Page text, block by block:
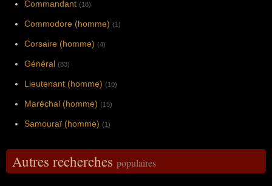
Commandant (18)
Commodore (homme) (1)
Corsaire (homme) (4)
Général (83)
Lieutenant (homme) (10)
Maréchal (homme) (15)
Samouraï (homme) (1)
Autres recherches populaires